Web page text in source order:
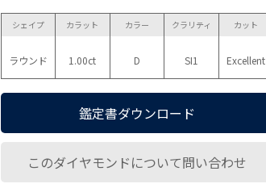
シェイプ
ラウンド
カラット
1.00ct
カラー
D
クラリティ
SI1
カット
Excellent
鑑定書ダウンロード
このダイヤモンドについて問い合わせ